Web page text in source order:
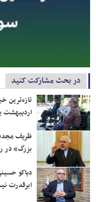
در بحث مشارکت کنید
تازه‌ترین
اردیبهشت
ظریف
بزرگ» در
دیاکو
ابرقدرت